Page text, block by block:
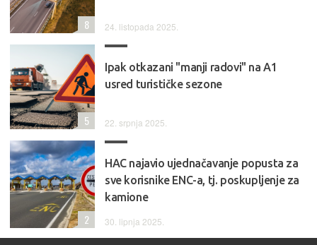
24. listopada 2025.
8
Ipak otkazani "manji radovi" na A1
usred turističke sezone
22. srpnja 2025.
5
HAC najavio ujednačavanje popusta za
sve korisnike ENC-a, tj. poskupljenje za
kamione
30. lipnja 2025.
2